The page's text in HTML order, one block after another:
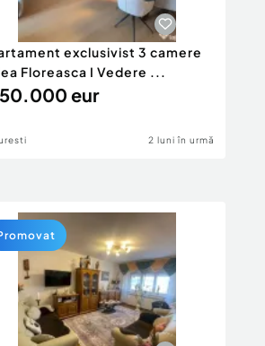
exclusivist 3 camere
Floreasca I Vedere ...
eur
2 luni în urmă